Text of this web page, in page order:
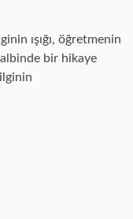
ışığı, öğretmenin
bir hikaye